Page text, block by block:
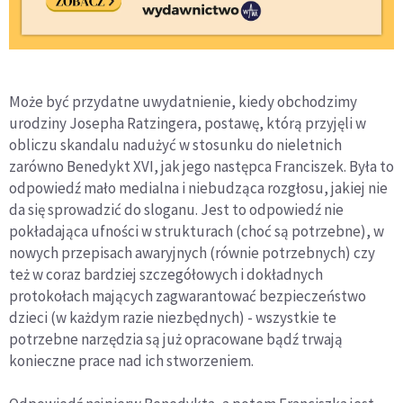
Może być przydatne uwydatnienie, kiedy obchodzimy
urodziny Josepha Ratzingera, postawę, którą przyjęli w
obliczu skandalu nadużyć w stosunku do nieletnich
zarówno Benedykt XVI, jak jego następca Franciszek. Była to
odpowiedź mało medialna i niebudząca rozgłosu, jakiej nie
da się sprowadzić do sloganu. Jest to odpowiedź nie
pokładająca ufności w strukturach (choć są potrzebne), w
nowych przepisach awaryjnych (równie potrzebnych) czy
też w coraz bardziej szczegółowych i dokładnych
protokołach mających zagwarantować bezpieczeństwo
dzieci (w każdym razie niezbędnych) - wszystkie te
potrzebne narzędzia są już opracowane bądź trwają
konieczne prace nad ich stworzeniem.